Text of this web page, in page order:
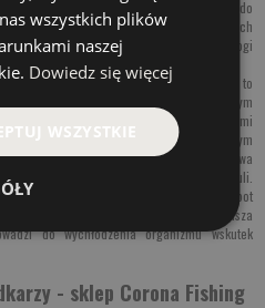
wyposażenie nie ogranicza się wyłącznie do
słupek rtęci spada do niebezpiecznie niskich
jeśli ręce zaczną drżeć z zimna, a nogi
nazywa się zamiennie bielizną ciepłą, to
W czasie mrozów jest obowiązkowym
można ją nosić na co dzień pod zwykłymi
komfort termiczny. Podstawowym
ciepła ciała, co więcej - taka warstwa
zwykłych spodni materiałowych czy koszuli.
jest też w stanie skutecznie odprowadzać pot
jeśli jest fanem spinngu, który wymusza
do wychłodzenia organizmu wskutek
- sklep Corona Fishing
wszystkich plików
naszej
Dowiedz się więcej
WSZYSTKIE